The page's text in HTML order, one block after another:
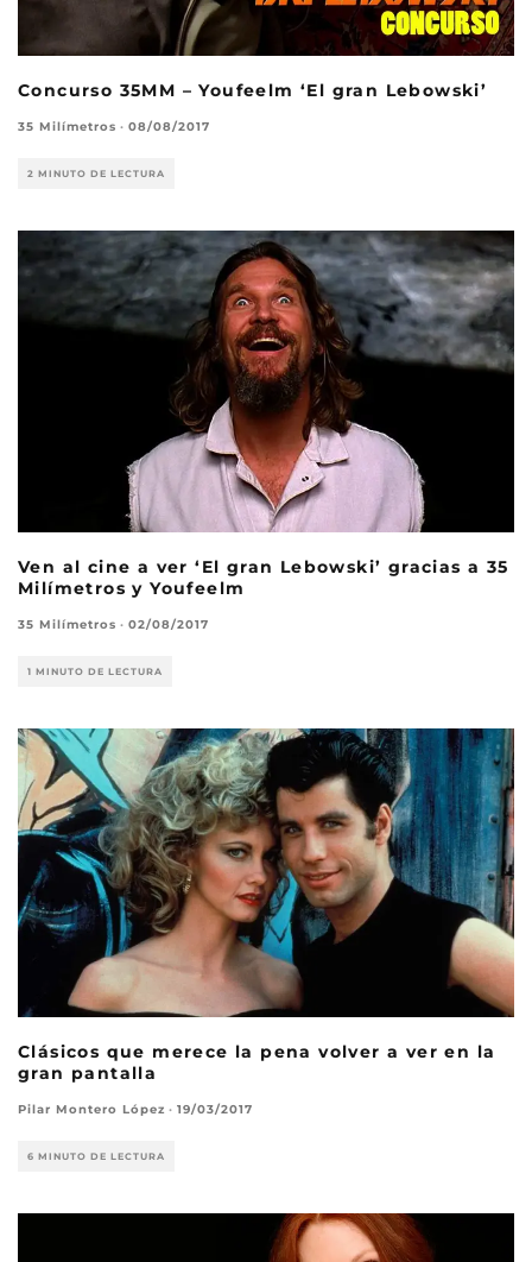
Concurso 35MM – Youfeelm ‘El gran Lebowski’
35 Milímetros · 08/08/2017
2 MINUTO DE LECTURA
Ven al cine a ver ‘El gran Lebowski’ gracias a 35
Milímetros y Youfeelm
35 Milímetros · 02/08/2017
1 MINUTO DE LECTURA
Clásicos que merece la pena volver a ver en la
gran pantalla
Pilar Montero López · 19/03/2017
6 MINUTO DE LECTURA